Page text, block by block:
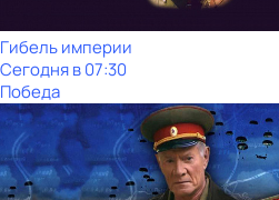
Гибель империи
Сегодня в 07:30
Победа